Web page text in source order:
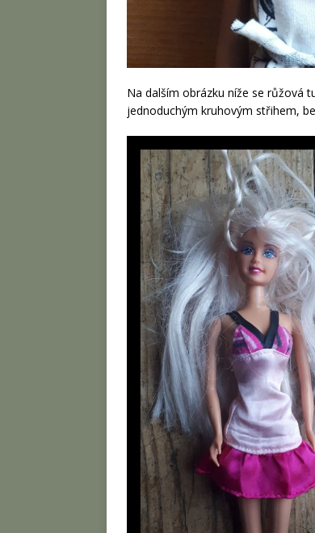
Na dalším obrázku níže se růžová
jednoduchým kruhovým střihem,